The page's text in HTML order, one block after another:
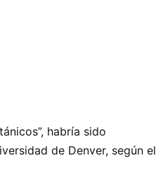
habría sido
de Denver, según el